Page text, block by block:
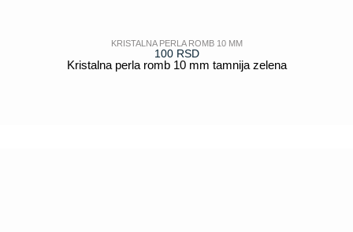
KRISTALNA PERLA ROMB 10 MM
100 RSD
Kristalna perla romb 10 mm tamnija zelena